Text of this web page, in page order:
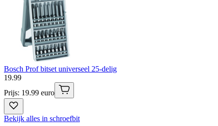
Bosch Prof bitset universeel 25-delig
19.99
Prijs: 19.99 euro
Bekijk alles in schroefbit